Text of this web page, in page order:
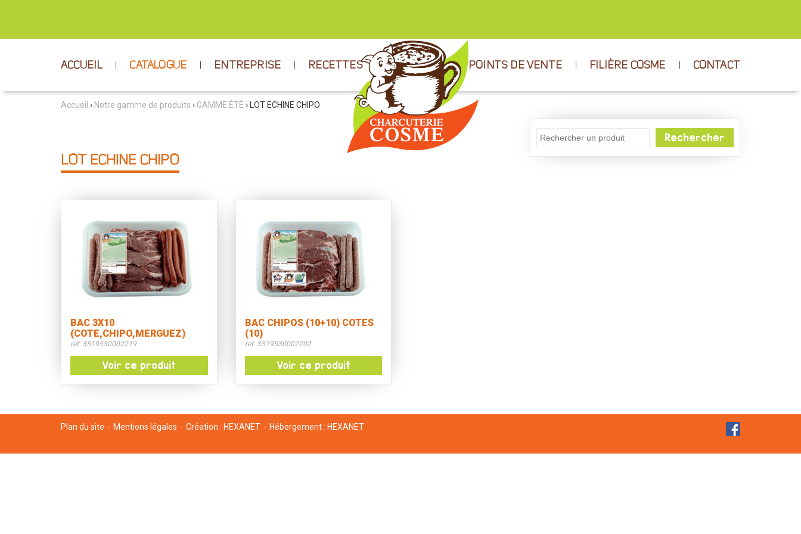
ACCUEIL CATALOGUE ENTREPRISE RECETTES POINTS DE VENTE FILIÈRE COSME CONTACT
Accueil › Notre gamme de produits › GAMME ÉTÉ › LOT ECHINE CHIPO
Rechercher
LOT ECHINE CHIPO
BAC 3X10
(COTE,CHIPO,MERGUEZ)
ref. 3519530002219
Voir ce produit
BAC CHIPOS (10+10) COTES
(10)
ref. 3519530002202
Voir ce produit
Plan du site Mentions légales Création : HEXANET Hébergement : HEXANET